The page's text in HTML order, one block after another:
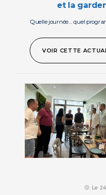
et la
Quelle journée… quel
VOIR CETTE
Le